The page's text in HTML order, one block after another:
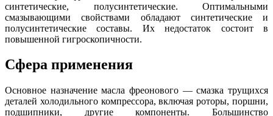
синтетические, полусинтетические. Оптимальными
смазывающими свойствами обладают синтетические и
полусинтетические составы. Их недостаток состоит в
повышенной гигроскопичности.
Сфера применения
Основное назначение масла фреонового — смазка трущихся
деталей холодильного компрессора, включая роторы, поршни,
подшипники, другие компоненты. Большинство